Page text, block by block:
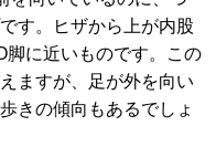
す。ヒザから上が内股
脚に近いものです。この
ますが、足が外を向い
きの傾向もあるでしょ